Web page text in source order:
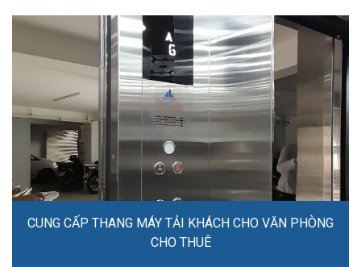
CUNG CẤP THANG MÁY TẢI KHÁCH CHO VĂN PHÒNG
CHO THUÊ